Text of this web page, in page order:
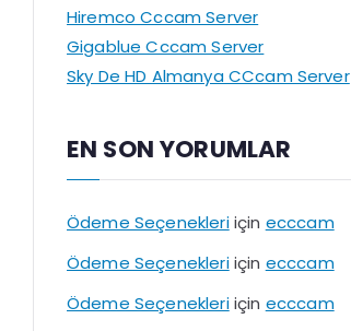
Hiremco Cccam Server
Gigablue Cccam Server
Sky De HD Almanya CCcam Server
EN SON YORUMLAR
Ödeme Seçenekleriiçin ecccam
Ödeme Seçenekleriiçin ecccam
Ödeme Seçenekleriiçin ecccam